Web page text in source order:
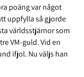
poäng var något
uppfylla så gjorde
världsstjärnor som
VM-guld. Vid en
ifjol. Nu väljs han